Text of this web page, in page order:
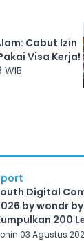
Cabut Izin
Visa Kerja!
WIB
Digital
by wondr by
200
Depok
03 Agustus